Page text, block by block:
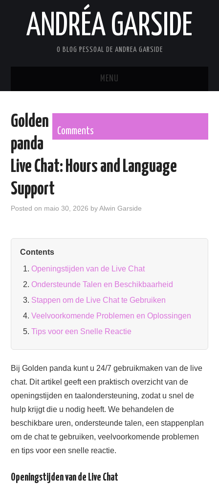
ANDRÉA GARSIDE
O BLOG PESSOAL DE ANDREA GARSIDE
MENU
PRIVACY POLICYComments
Golden
panda
Live Chat: Hours and Language
Support
Posted on maio 30, 2026 byAlwin Garside
Contents
Openingstijden van de Live Chat
Ondersteunde Talen en Beschikbaarheid
Stappen om de Live Chat te Gebruiken
Veelvoorkomende Problemen en Oplossingen
Tips voor een Snelle Reactie
Bij Golden panda kunt u 24/7 gebruikmaken van de live
chat. Dit artikel geeft een praktisch overzicht van de
openingstijden en taalondersteuning, zodat u snel de
hulp krijgt die u nodig heeft. We behandelen de
beschikbare uren, ondersteunde talen, een stappenplan
om de chat te gebruiken, veelvoorkomende problemen
en tips voor een snelle reactie.
Openingstijden van de Live Chat